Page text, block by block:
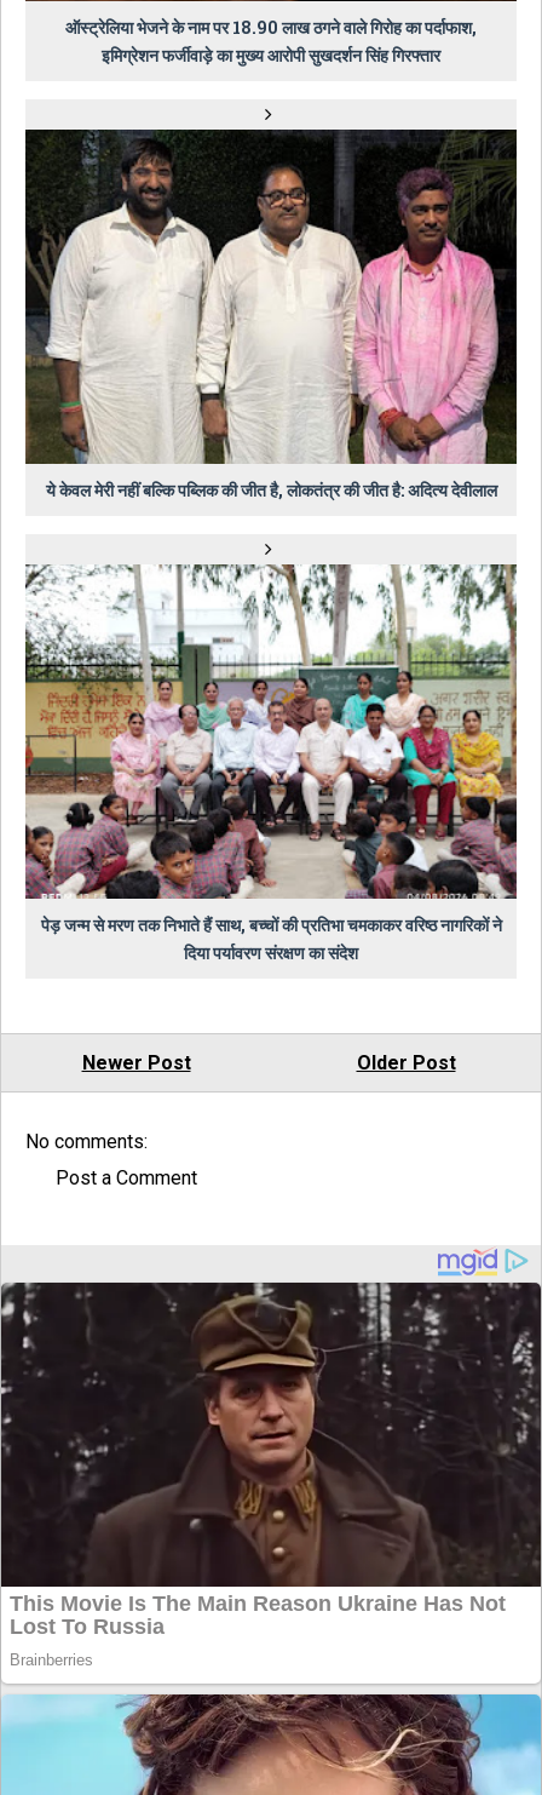
ऑस्ट्रेलिया भेजने के नाम पर 18.90 लाख ठगने वाले गिरोह का पर्दाफाश,
इमिग्रेशन फर्जीवाड़े का मुख्य आरोपी सुखदर्शन सिंह गिरफ्तार
ये केवल मेरी नहीं बल्कि पब्लिक की जीत है, लोकतंत्र की जीत है: अदित्य देवीलाल
पेड़ जन्म से मरण तक निभाते हैं साथ, बच्चों की प्रतिभा चमकाकर वरिष्ठ नागरिकों ने
दिया पर्यावरण संरक्षण का संदेश
Newer Post Older Post
No comments:
Post a Comment